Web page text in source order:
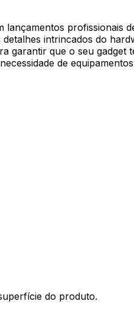
lançamentos
intrincados do
garantir que o seu
de
do produto.